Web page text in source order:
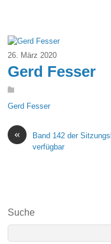
26. März 2020
Gerd Fesser
Gerd Fesser
«
Band 142 der
verfügbar
Suche